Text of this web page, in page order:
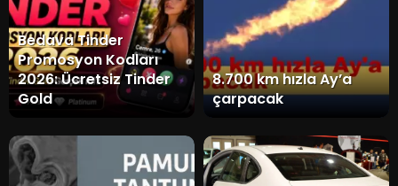
Bedava Tinder
Promosyon Kodları
2026: Ücretsiz Tinder
Gold
8.700 km hızla Ay’a
çarpacak